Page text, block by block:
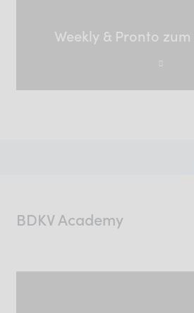
Weekly & Pronto
BDKV Academy